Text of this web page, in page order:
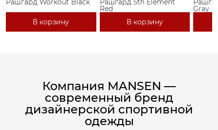
Рашгард Workout Black
В корзину
Рашгард 5th Element
Red
В корзину
Gray
Компания MANSEN —
современный бренд
дизайнерской спортивной
одежды